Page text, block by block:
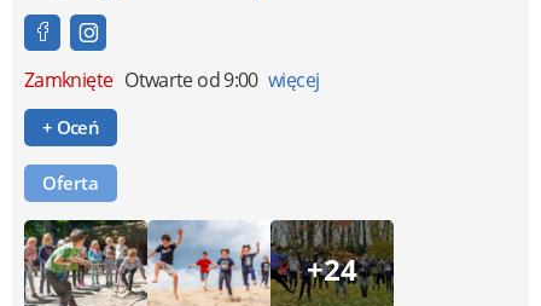
Zamknięte Otwarte od 9:00 więcej
+ Oceń
Oferta
+24